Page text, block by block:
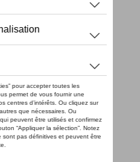
>Jantes et roues
> Détail
(pas pour